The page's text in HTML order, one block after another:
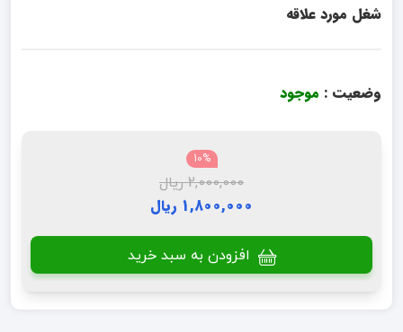
شغل مورد علاقه
وضعیت : موجود
10%
2,000,000 ریال
1,800,000 ریال
افزودن به سبد خرید